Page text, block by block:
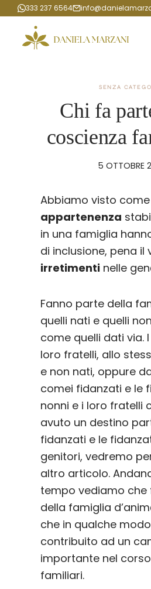
Salta
contenuto
333 237 6564
SENZA
Chi fa
coscienza
5 OTTOBRE
Abbiamo visto come
appartenenza
in una famiglia
di inclusione, pena il
irretimentinelle
Fanno parte della
quelli nati e quelli
come quelli dati via.
loro fratelli, allo
e non nati, oppure
comei fidanzati e le
nonni e i loro fratelli
avuto un destino
fidanzati e le
genitori, vedremo
altro articolo.
tempo vediamo
della famiglia
che in qualche
contribuito ad un
importante nel
familiari.